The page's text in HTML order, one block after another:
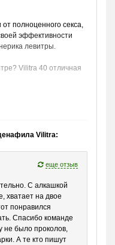
полноценного секса,
эффективности
левитры.
Vilitra 40 отличная
и подарить ей
выберите желаемое
«В корзину» прямо
Vilitra:
еще отзыв
С алкашкой
хватает на двое
понравился
Спасибо команде
не было проколов,
А те кто пишут